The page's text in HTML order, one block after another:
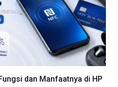
dan Manfaatnya di HP